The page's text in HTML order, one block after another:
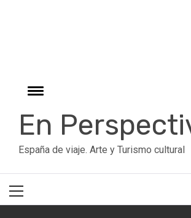
contenido
Cambiar
En
España de viaje. Arte y Turismo cultural
principal